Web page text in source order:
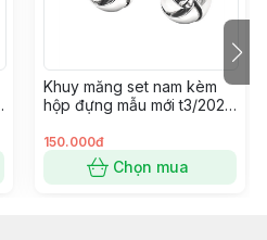
Khuy măng set nam kèm
hộp đựng mẫu mới t3/2024
150.000đ
Chọn mua